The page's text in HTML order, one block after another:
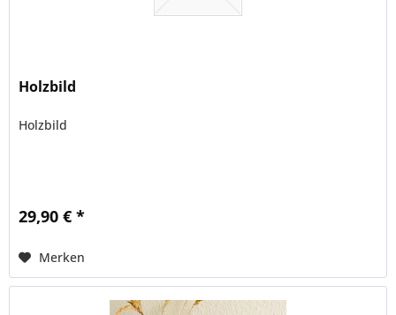
Holzbild
Holzbild
29,90 € *
Merken